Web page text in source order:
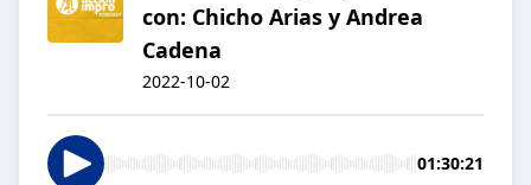
con: Chicho Arias y Andrea
Cadena
2022-10-02
01:30:21